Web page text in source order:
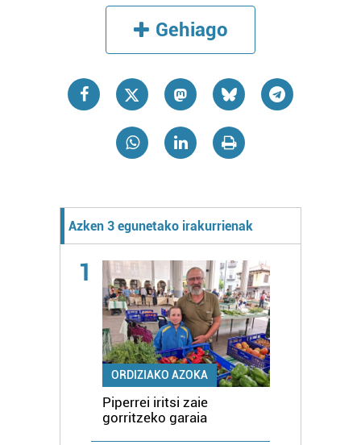
Gehiago
Azken 3 egunetako irakurrienak
1
ORDIZIAKO AZOKA
Piperrei iritsi zaie
gorritzeko garaia